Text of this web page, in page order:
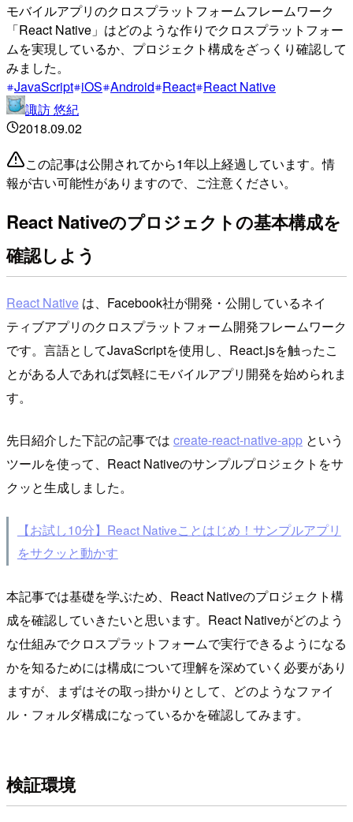
モバイルアプリのクロスプラットフォームフレームワーク
「React Native」はどのような作りでクロスプラットフォー
ムを実現しているか、プロジェクト構成をざっくり確認して
みました。
JavaScript iOS Android React React Native
諏訪 悠紀
2018.09.02
この記事は公開されてから1年以上経過しています。情
報が古い可能性がありますので、ご注意ください。
React Nativeのプロジェクトの基本構成を
確認しよう
React Native は、Facebook社が開発・公開しているネイ
ティブアプリのクロスプラットフォーム開発フレームワーク
です。言語としてJavaScriptを使用し、React.jsを触ったこ
とがある人であれば気軽にモバイルアプリ開発を始められま
す。
先日紹介した下記の記事では create-react-native-app という
ツールを使って、React Nativeのサンプルプロジェクトをサ
クッと生成しました。
【お試し10分】React Nativeことはじめ！サンプルアプリ
をサクッと動かす
本記事では基礎を学ぶため、React Nativeのプロジェクト構
成を確認していきたいと思います。React Nativeがどのよう
な仕組みでクロスプラットフォームで実行できるようになる
かを知るためには構成について理解を深めていく必要があり
ますが、まずはその取っ掛かりとして、どのようなファイ
ル・フォルダ構成になっているかを確認してみます。
検証環境